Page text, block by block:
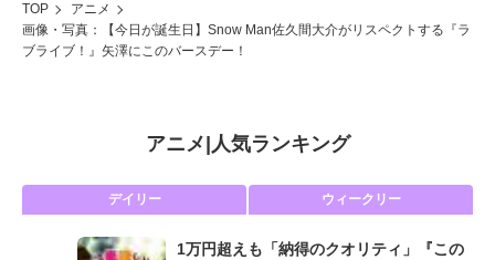
TOP
アニメ
画像・写真：【今日が誕生日】Snow Man佐久間大介がリスペクトする『ラ
ブライブ！』矢澤にこのバースデー！
アニメ 人気ランキング
デイリー ウィークリー
1万円超えも「納得のクオリティ」『この